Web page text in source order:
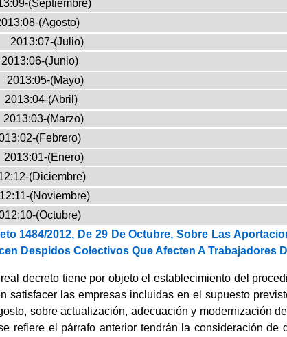
(Septiembre)
(Agosto)
2013:07-(Julio)
2013:06-(Junio)
2013:05-(Mayo)
2013:04-(Abril)
2013:03-(Marzo)
(Febrero)
2013:01-(Enero)
(Diciembre)
(Noviembre)
(Octubre)
1484/2012, De 29 De Octubre, Sobre Las
Despidos Colectivos Que Afecten A Trabajadores
real decreto tiene por objeto el establecimiento del
satisfacer las empresas incluidas en el supuesto
sobre actualización, adecuación y modernización
refiere el párrafo anterior tendrán la consideración